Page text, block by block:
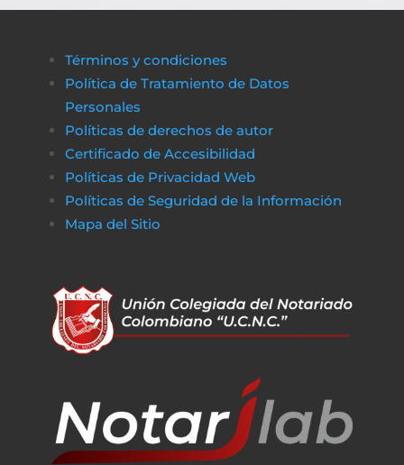
Términos y condiciones
Política de Tratamiento de Datos
Personales
Políticas de derechos de autor
Certificado de Accesibilidad
Políticas de Privacidad Web
Políticas de Seguridad de la Información
Mapa del Sitio